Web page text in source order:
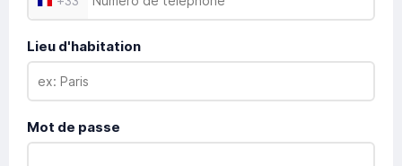
Lieu d'habitation
Mot de passe